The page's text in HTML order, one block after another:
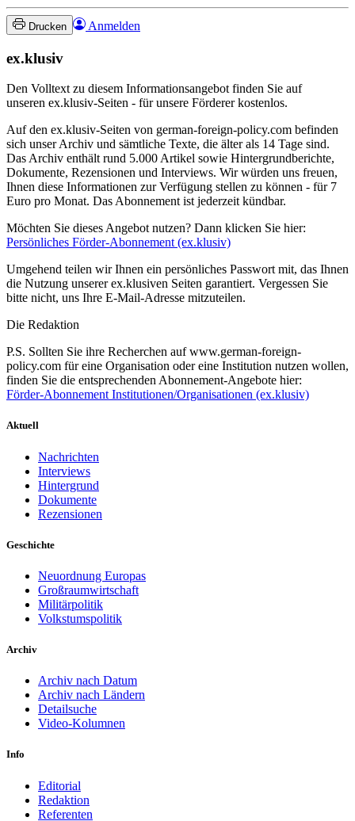
Drucken Anmelden
ex.klusiv
Den Volltext zu diesem Informationsangebot finden Sie auf
unseren ex.klusiv-Seiten - für unsere Förderer kostenlos.
Auf den ex.klusiv-Seiten von german-foreign-policy.com befinden
sich unser Archiv und sämtliche Texte, die älter als 14 Tage sind.
Das Archiv enthält rund 5.000 Artikel sowie Hintergrundberichte,
Dokumente, Rezensionen und Interviews. Wir würden uns freuen,
Ihnen diese Informationen zur Verfügung stellen zu können - für 7
Euro pro Monat. Das Abonnement ist jederzeit kündbar.
Möchten Sie dieses Angebot nutzen? Dann klicken Sie hier:
Persönliches Förder-Abonnement (ex.klusiv)
Umgehend teilen wir Ihnen ein persönliches Passwort mit, das Ihnen
die Nutzung unserer ex.klusiven Seiten garantiert. Vergessen Sie
bitte nicht, uns Ihre E-Mail-Adresse mitzuteilen.
Die Redaktion
P.S. Sollten Sie ihre Recherchen auf www.german-foreign-
policy.com für eine Organisation oder eine Institution nutzen wollen,
finden Sie die entsprechenden Abonnement-Angebote hier:
Förder-Abonnement Institutionen/Organisationen (ex.klusiv)
Aktuell
Nachrichten
Interviews
Hintergrund
Dokumente
Rezensionen
Geschichte
Neuordnung Europas
Großraumwirtschaft
Militärpolitik
Volkstumspolitik
Archiv
Archiv nach Datum
Archiv nach Ländern
Detailsuche
Video-Kolumnen
Info
Editorial
Redaktion
Referenten